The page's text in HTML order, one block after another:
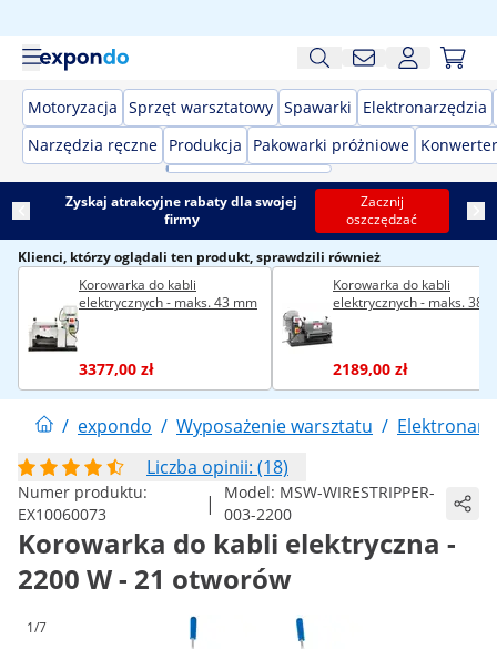
Motoryzacja Sprzęt warsztatowy Spawarki
Elektronarzędzia
Narzędzia ręczne Produkcja Pakowarki próżniowe
Zyskaj atrakcyjne rabaty dla swojej
firmy
Zacznij
oszczędzać
Klienci, którzy oglądali ten produkt, sprawdzili również
Korowarka do kabli
elektrycznych - maks. 43 mm
3377,00 zł
Korowarka do kabli
elektrycznych - maks. 38
2189,00 zł
/ expondo / Wyposażenie warsztatu /
Liczba opinii: (18)
Numer produktu:
EX10060073
| Model: MSW-WIRESTRIPPER-
003-2200
Korowarka do kabli elektryczna -
2200 W - 21 otworów
1/7